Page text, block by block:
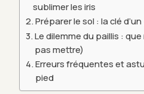
sublimer les iris
Préparer le sol : la clé d’un
Le dilemme du paillis :
pas mettre)
Erreurs fréquentes et
pied